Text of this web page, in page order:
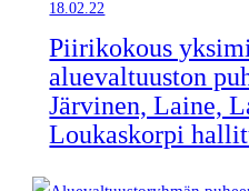
18.02.22
Piirikokous
aluevaltuuston
Järvinen, Laine,
Loukaskorpi